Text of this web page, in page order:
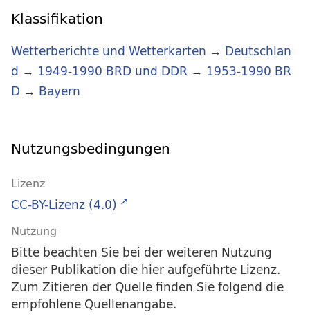
Klassifikation
Wetterberichte und Wetterkarten → Deutschlan
d → 1949-1990 BRD und DDR → 1953-1990 BR
D → Bayern
Nutzungsbedingungen
Lizenz
CC-BY-Lizenz (4.0)
Nutzung
Bitte beachten Sie bei der weiteren Nutzung
dieser Publikation die hier aufgeführte Lizenz.
Zum Zitieren der Quelle finden Sie folgend die
empfohlene Quellenangabe.